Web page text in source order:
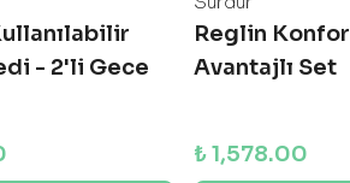
- 2'li Gece
Reglin
Avantajlı Set
₺ 1,578.00